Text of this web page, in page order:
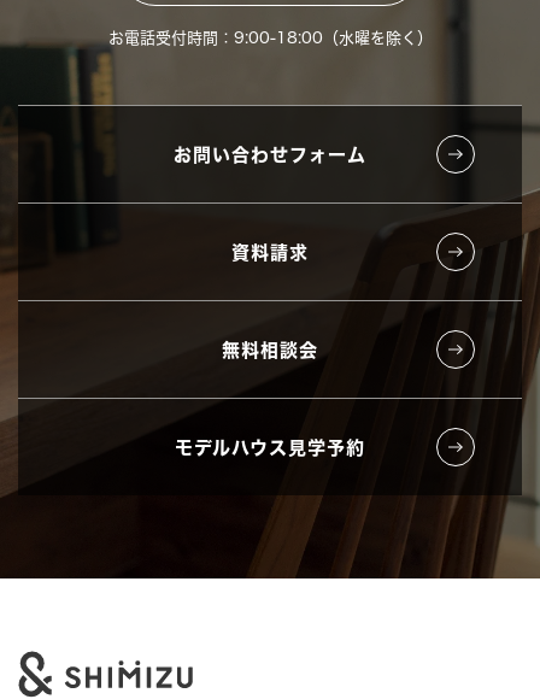
お電話受付時間：9:00-18:00（水曜を除く）
お問い合わせフォーム
資料請求
無料相談会
モデルハウス見学予約